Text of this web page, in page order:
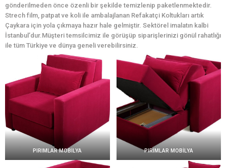
gönderilmeden önce özenli bir şekilde temizlenip paketlenmektedir.
Strech film, patpat ve koli ile ambalajlanan Refakatçi Koltukları artık
Çaykara için yola çıkmaya hazır hale gelmiştir. Sektörel imalatın kalbi
İstanbul’dur.Müşteri temsilcimiz ile görüşüp siparişlerinizi gönül rahatlığı
ile tüm Türkiye ve dünya geneli verebilirsiniz.
PIRIMLAR MOBİLYA PIRIMLAR MOBİLYA